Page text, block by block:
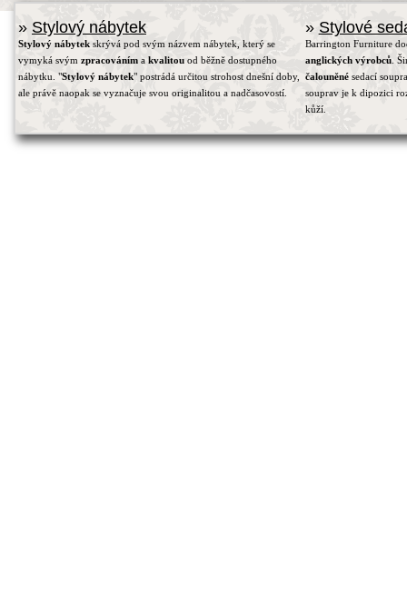
» Stylový nábytek
Stylový nábytek skrývá pod svým názvem nábytek, který se
vymyká svým zpracováním a kvalitou od běžně dostupného
nábytku. "Stylový nábytek" postrádá určitou strohost dnešní doby,
ale právě naopak se vyznačuje svou originalitou a nadčasovostí.
» Stylové
Barrington Furniture
anglických výrobců.
čalouněnésedací
souprav je k dipozici
kůží.